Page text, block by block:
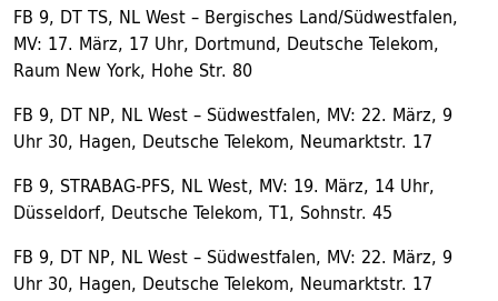
FB 9, DT TS, NL West – Bergisches Land/Südwestfalen,
MV: 17. März, 17 Uhr, Dortmund, Deutsche Telekom,
Raum New York, Hohe Str. 80
FB 9, DT NP, NL West – Südwestfalen, MV: 22. März, 9
Uhr 30, Hagen, Deutsche Telekom, Neumarktstr. 17
FB 9, STRABAG-PFS, NL West, MV: 19. März, 14 Uhr,
Düsseldorf, Deutsche Telekom, T1, Sohnstr. 45
FB 9, DT NP, NL West – Südwestfalen, MV: 22. März, 9
Uhr 30, Hagen, Deutsche Telekom, Neumarktstr. 17